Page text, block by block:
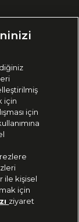
için
için
ile kişisel
için
ziyaret